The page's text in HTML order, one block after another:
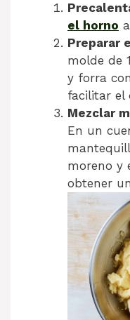
el horno
Preparar
molde de
y forra
facilitar el
Mezclar
En un
moreno y
obtener